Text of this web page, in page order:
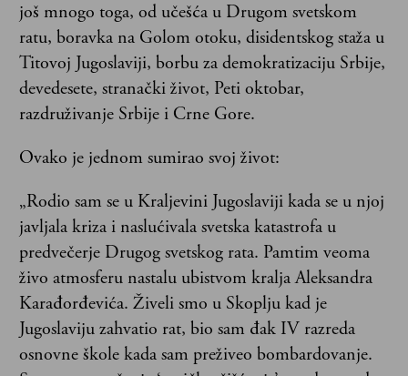
još mnogo toga, od učešća u Drugom svetskom
ratu, boravka na Golom otoku, disidentskog staža u
Titovoj Jugoslaviji, borbu za demokratizaciju Srbije,
devedesete, stranački život, Peti oktobar,
razdruživanje Srbije i Crne Gore.
Ovako je jednom sumirao svoj život:
„Rodio sam se u Kraljevini Jugoslaviji kada se u njoj
javljala kriza i naslućivala svetska katastrofa u
predvečerje Drugog svetskog rata. Pamtim veoma
živo atmosferu nastalu ubistvom kralja Aleksandra
Karađorđevića. Živeli smo u Skoplju kad je
Jugoslaviju zahvatio rat, bio sam đak IV razreda
osnovne škole kada sam preživeo bombardovanje.